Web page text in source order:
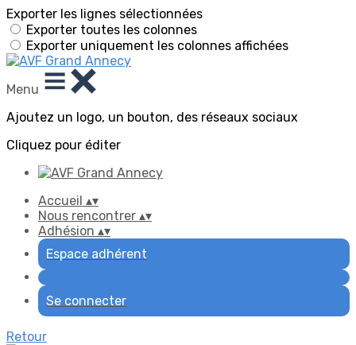
Exporter les lignes sélectionnées
Exporter toutes les colonnes
Exporter uniquement les colonnes affichées
Menu
Ajoutez un logo, un bouton, des réseaux sociaux
Cliquez pour éditer
Accueil ▴▾
Nous rencontrer ▴▾
Adhésion ▴▾
Espace adhérent
Se connecter
Retour